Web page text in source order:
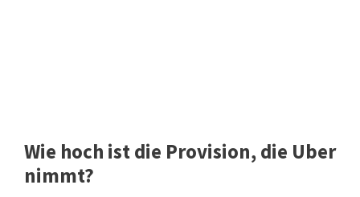
Wie hoch ist die Provision, die Uber
nimmt?